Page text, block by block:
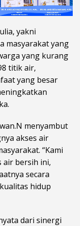
yakni
masyarakat yang
yang kurang
titik air,
yang besar
menyambut
akses air
“Kami
air bersih ini,
secara
hidup
dari sinergi